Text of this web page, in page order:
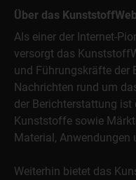
Über das KunststoffWeb
Als einer der Internet-
versorgt das
und Führungskräfte der
Nachrichten rund um
der Berichterstattung
Kunststoffe sowie
Material, Anwendungen
Weiterhin bietet das